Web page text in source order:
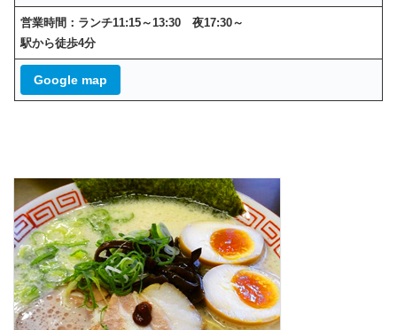
営業時間：ランチ11:15～13:30 夜17:30～
駅から徒歩4分
Google map